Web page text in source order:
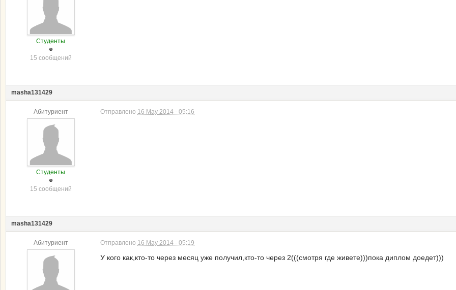
Студенты
15 сообщений
masha131429
Абитуриент
Студенты
15 сообщений
Отправлено 16 May 2014 - 05:16
masha131429
Абитуриент Отправлено 16 May 2014 - 05:19
У кого как,кто-то через месяц уже получил,кто-то через 2(((смотря где живете)))пока диплом доедет)))